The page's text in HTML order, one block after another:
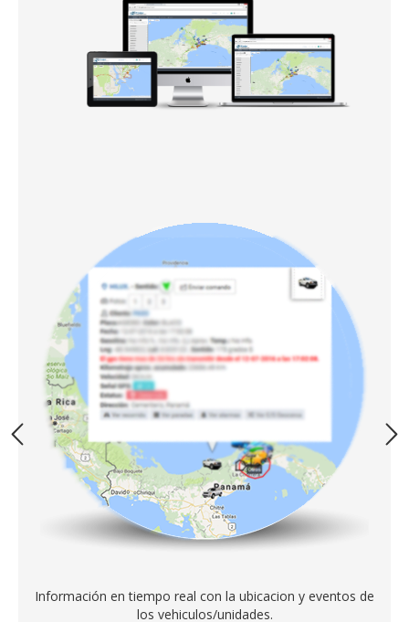
Información en tiempo real con la ubicacion y eventos de
los vehiculos/unidades.